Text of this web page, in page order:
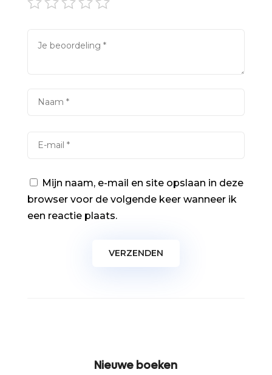
Mijn naam, e-mail en site opslaan in deze
browser voor de volgende keer wanneer ik
een reactie plaats.
Nieuwe boeken